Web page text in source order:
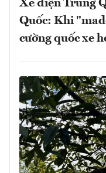
Xe điện Trung
Quốc: Khi
cường quốc xe